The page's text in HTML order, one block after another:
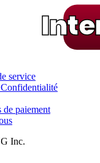
service
paiement
Inc.